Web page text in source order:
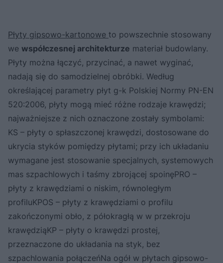
Płyty gipsowo-kartonowe to powszechnie stosowany
we współczesnej architekturze materiał budowlany.
Płyty można łączyć, przycinać, a nawet wyginać,
nadają się do samodzielnej obróbki. Według
określającej parametry płyt g-k Polskiej Normy PN-EN
520:2006, płyty mogą mieć różne rodzaje krawędzi;
najważniejsze z nich oznaczone zostały symbolami:
KS – płyty o spłaszczonej krawędzi, dostosowane do
ukrycia styków pomiędzy płytami; przy ich układaniu
wymagane jest stosowanie specjalnych, systemowych
mas szpachlowych i taśmy zbrojącej spoinęPRO –
płyty z krawędziami o niskim, równoległym
profiluKPOS – płyty z krawędziami o profilu
zakończonymi obło, z półokragłą w w przekroju
krawędziąKP – płyty o krawędzi prostej,
przeznaczone do układania na styk, bez
szpachlowania połączeńNa ogół w płytach gipsowo-